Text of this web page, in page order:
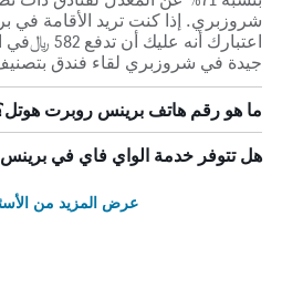
شروزبري. إذا كنت تريد الأقامة
اعتبارك أنه
جيدة في شروزبري لقاء فندق بتصنيف 4-
ما هو رقم هاتف برينس روبرت
هل تتوفر خدمة الواي فاي في
عرض المزيد من